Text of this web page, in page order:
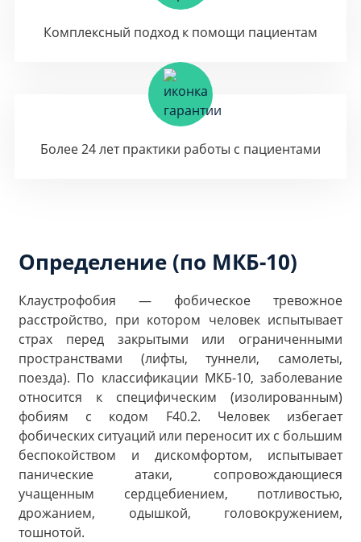
Комплексный подход к помощи пациентам
Более 24 лет практики работы с пациентами
Определение (по МКБ-10)
Клаустрофобия — фобическое тревожное
расстройство, при котором человек испытывает
страх перед закрытыми или ограниченными
пространствами (лифты, туннели, самолеты,
поезда). По классификации МКБ-10, заболевание
относится к специфическим (изолированным)
фобиям с кодом F40.2. Человек избегает
фобических ситуаций или переносит их с большим
беспокойством и дискомфортом, испытывает
панические атаки, сопровождающиеся
учащенным сердцебиением, потливостью,
дрожанием, одышкой, головокружением,
тошнотой.